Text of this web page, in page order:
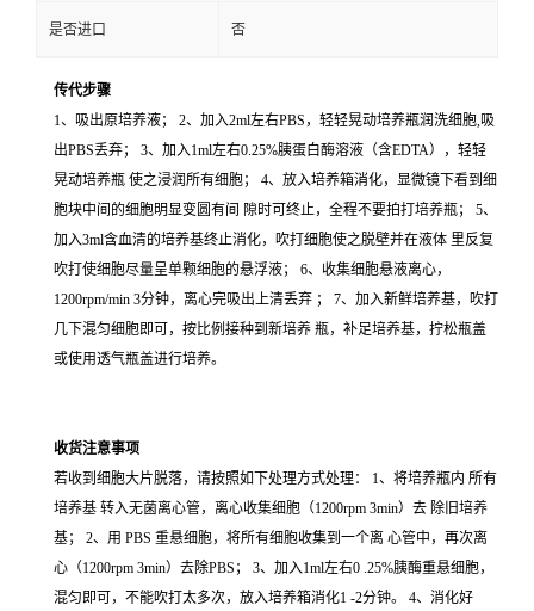
是否进口 否
传代步骤
1、吸出原培养液； 2、加入2ml左右PBS，轻轻晃动培养瓶润洗细胞,吸
出PBS丢弃； 3、加入1ml左右0.25%胰蛋白酶溶液（含EDTA），轻轻
晃动培养瓶 使之浸润所有细胞； 4、放入培养箱消化，显微镜下看到细
胞块中间的细胞明显变圆有间 隙时可终止，全程不要拍打培养瓶； 5、
加入3ml含血清的培养基终止消化，吹打细胞使之脱壁并在液体 里反复
吹打使细胞尽量呈单颗细胞的悬浮液； 6、收集细胞悬液离心，
1200rpm/min 3分钟，离心完吸出上清丢弃 ； 7、加入新鲜培养基，吹打
几下混匀细胞即可，按比例接种到新培养 瓶，补足培养基，拧松瓶盖
或使用透气瓶盖进行培养。
收货注意事项
若收到细胞大片脱落，请按照如下处理方式处理： 1、将培养瓶内 所有
培养基 转入无菌离心管，离心收集细胞（1200rpm 3min）去 除旧培养
基； 2、用 PBS 重悬细胞，将所有细胞收集到一个离 心管中，再次离
心（1200rpm 3min）去除PBS； 3、加入1ml左右0 .25%胰酶重悬细胞，
混匀即可，不能吹打太多次，放入培养箱消化1 -2分钟。 4、消化好